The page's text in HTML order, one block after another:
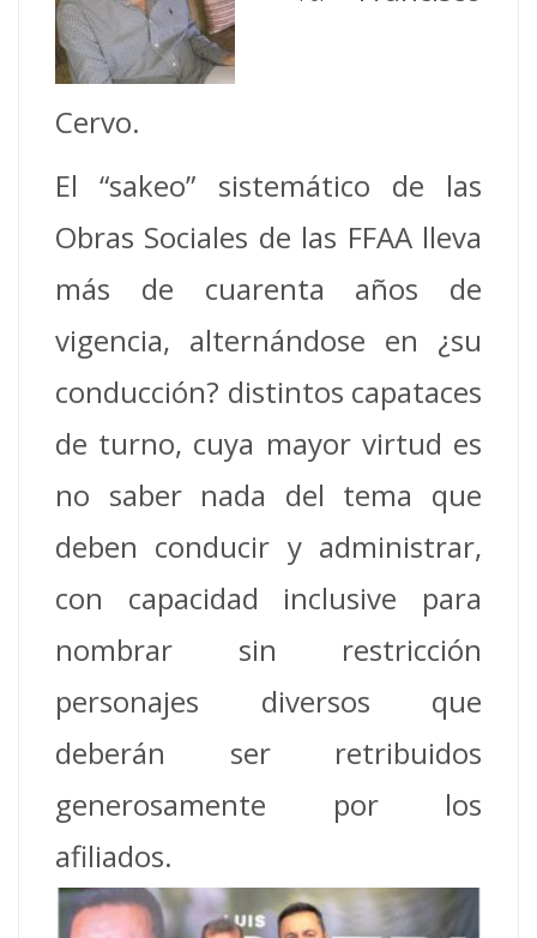
Cervo.
El “sakeo” sistemático de las
Obras Sociales de las FFAA lleva
más de cuarenta años de
vigencia, alternándose en ¿su
conducción? distintos capataces
de turno, cuya mayor virtud es
no saber nada del tema que
deben conducir y administrar,
con capacidad inclusive para
nombrar sin restricción
personajes diversos que
deberán ser retribuidos
generosamente por los
afiliados.